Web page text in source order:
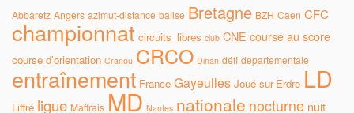
Abbaretz Angers azimut-distance balise Bretagne BZH Caen CFC
championnat circuits_libres club CNE course au score
course d'orientation Cranou CRCO Dinan défi départementale
entraînement France Gayeulles Joué-sur-Erdre LD
Liffré ligue Maffrais MD Nantes nationale nocturne nuit